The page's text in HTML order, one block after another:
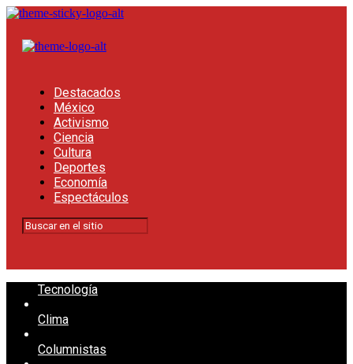
Destacados
México
Activismo
Ciencia
Cultura
Deportes
Economía
Espectáculos
Tecnología
Clima
Columnistas